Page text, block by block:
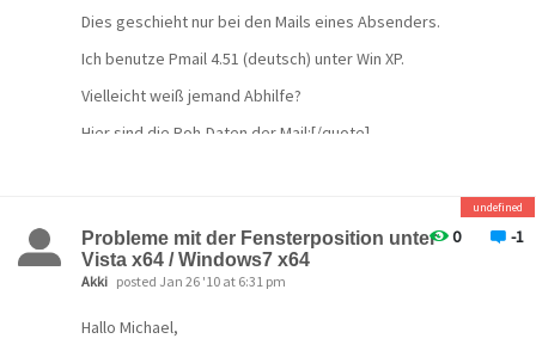
Dies geschieht nur bei den Mails eines Absenders.
Ich benutze Pmail 4.51 (deutsch) unter Win XP.
Vielleicht weiß jemand Abhilfe?
Hier sind die Roh-Daten der Mail:[/quote]
reinen Textversion (das Problem läßt sich anders nicht
mit Bordmittlen lösen) - oder per Kontextmenü (rechte
Maustaste im Reader) die formatierte Version im
Browser öffnen (das könnte aber auch scheitern).
0 -1
undefined
Probleme mit der Fensterposition unter
Vista x64 / Windows7 x64
Akki posted Jan 26 '10 at 6:31 pm
Hallo Michael,